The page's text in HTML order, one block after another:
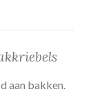
aan bakken.